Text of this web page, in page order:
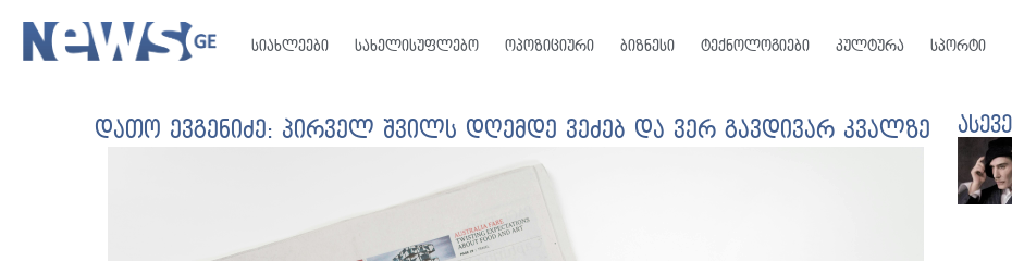
სიახლეები სახელისუფლებო ოპოზიციური ბიზნესი ტექნოლოგიები კულტურა სპორტი
დათო ევგენიძე: პირველ შვილს დღემდე ვეძებ და ვერ გავდივარ კვალზე